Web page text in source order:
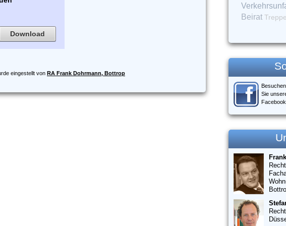
Download
eingestellt von RA Frank Dohrmann, Bottrop
Beirat
Besuchen
Sie